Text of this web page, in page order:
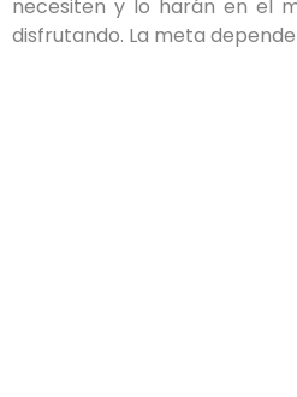
necesiten y lo harán en el
disfrutando. La meta